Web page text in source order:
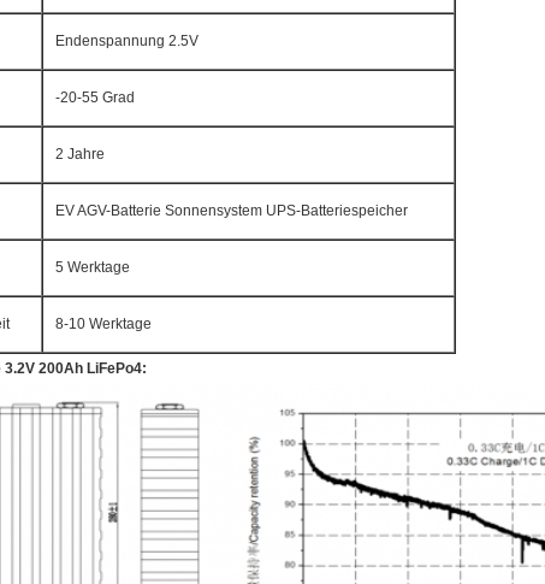
Endenspannung 2.5V
-20-55 Grad
2 Jahre
EV AGV-Batterie Sonnensystem UPS-Batteriespeicher
5 Werktage
8-10 Werktage
200Ah LiFePo4: